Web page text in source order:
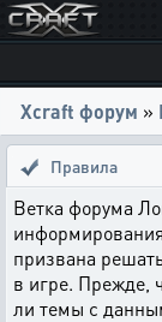
Xcraft форум »
Правила
Ветка форума
призвана
в игре. Прежде,
ли темы с